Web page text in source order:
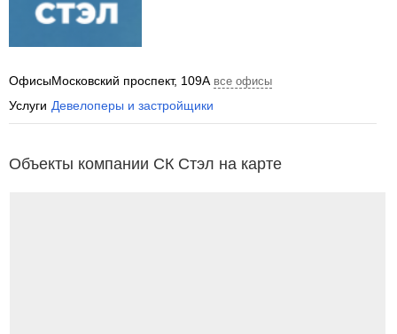
ОфисыМосковский проспект, 109А все офисы
Услуги Девелоперы и застройщики
Объекты компании СК Стэл на карте